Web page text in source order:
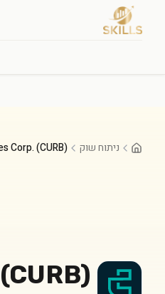
ניתוח שוק Corp. (CURB)
(CURB)